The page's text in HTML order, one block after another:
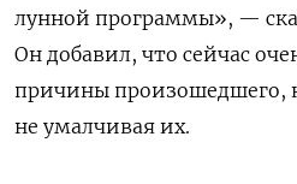
лунной программы», —
Он добавил, что сейчас
причины произошедшего,
не умалчивая их.